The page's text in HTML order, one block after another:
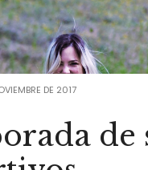
DE 2017
de